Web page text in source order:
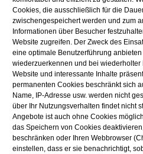
Cookies, die ausschließlich für die
zwischengespeichert werden und zum
Informationen über Besucher
Website zugreifen. Der Zweck des
eine optimale Benutzerführung
wiederzuerkennen und bei wiederholter
Website und interessante Inhalte
permanenten Cookies beschränkt sich
Name, IP-Adresse usw. werden nicht
über Ihr Nutzungsverhalten findet nicht
Angebote ist auch ohne Cookies
das Speichern von Cookies
beschränken oder Ihren Webbrowser
einstellen, dass er sie benachrichtigt,